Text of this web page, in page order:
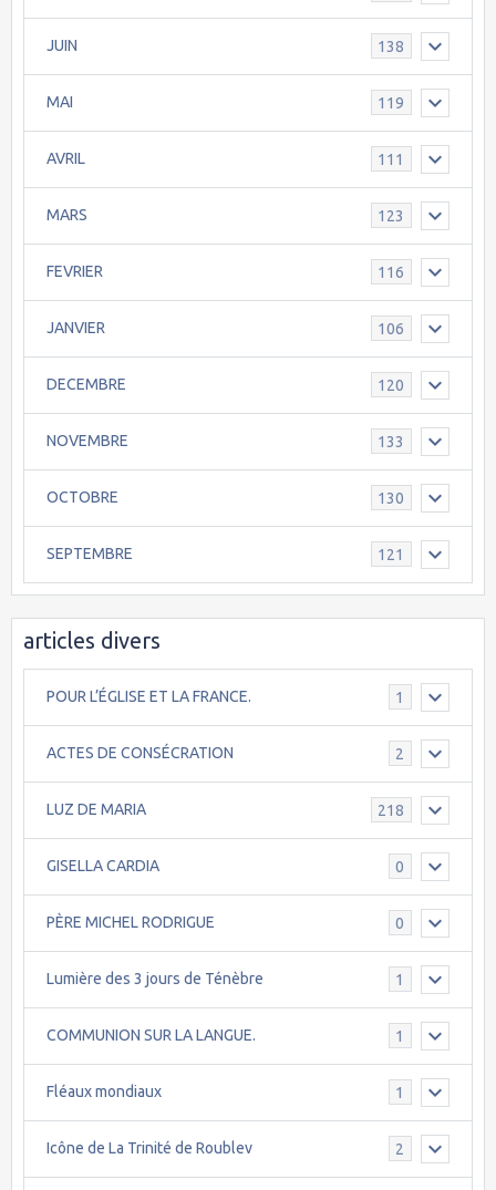
JUIN 138
MAI 119
AVRIL 111
MARS 123
FEVRIER 116
JANVIER 106
DECEMBRE 120
NOVEMBRE 133
OCTOBRE 130
SEPTEMBRE 121
articles divers
POUR L’ÉGLISE ET LA FRANCE. 1
ACTES DE CONSÉCRATION 2
LUZ DE MARIA 218
GISELLA CARDIA 0
PÈRE MICHEL RODRIGUE 0
Lumière des 3 jours de Ténèbre 1
COMMUNION SUR LA LANGUE. 1
Fléaux mondiaux 1
Icône de La Trinité de Roublev 2